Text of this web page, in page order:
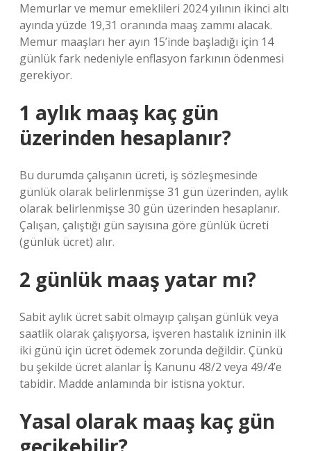
Memurlar ve memur emeklileri 2024 yılının ikinci altı
ayında yüzde 19,31 oranında maaş zammı alacak.
Memur maaşları her ayın 15’inde başladığı için 14
günlük fark nedeniyle enflasyon farkının ödenmesi
gerekiyor.
1 aylık maaş kaç gün
üzerinden hesaplanır?
Bu durumda çalışanın ücreti, iş sözleşmesinde
günlük olarak belirlenmişse 31 gün üzerinden, aylık
olarak belirlenmişse 30 gün üzerinden hesaplanır.
Çalışan, çalıştığı gün sayısına göre günlük ücreti
(günlük ücret) alır.
2 günlük maaş yatar mı?
Sabit aylık ücret sabit olmayıp çalışan günlük veya
saatlik olarak çalışıyorsa, işveren hastalık izninin ilk
iki günü için ücret ödemek zorunda değildir. Çünkü
bu şekilde ücret alanlar İş Kanunu 48/2 veya 49/4’e
tabidir. Madde anlamında bir istisna yoktur.
Yasal olarak maaş kaç gün